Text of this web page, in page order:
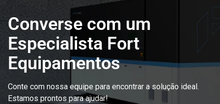
Converse com um
Especialista Fort
Equipamentos
Conte com nossa equipe para encontrar a solução ideal.
Estamos prontos para ajudar!